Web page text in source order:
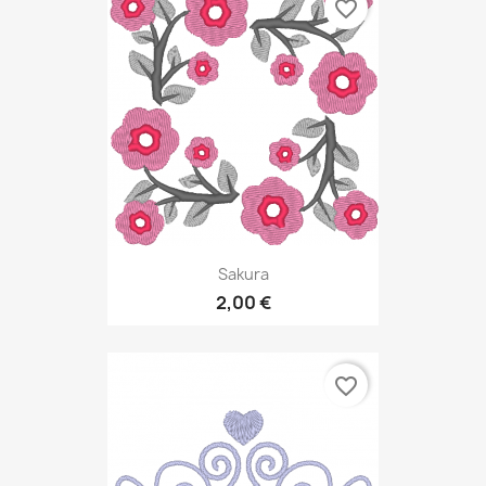
Sakura
2,00 €
favorite_border
favorite_border